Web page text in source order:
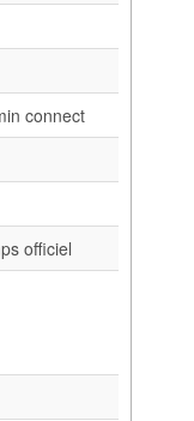
connect
officiel